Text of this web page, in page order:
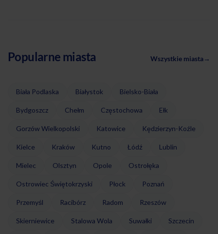
Popularne miasta Wszystkie miasta→
Biała Podlaska Białystok Bielsko-Biała
Bydgoszcz Chełm Częstochowa Ełk
Gorzów Wielkopolski Katowice Kędzierzyn-Koźle
Kielce Kraków Kutno Łódź Lublin
Mielec Olsztyn Opole Ostrołęka
Ostrowiec Świętokrzyski Płock Poznań
Przemyśl Racibórz Radom Rzeszów
Skierniewice Stalowa Wola Suwałki Szczecin